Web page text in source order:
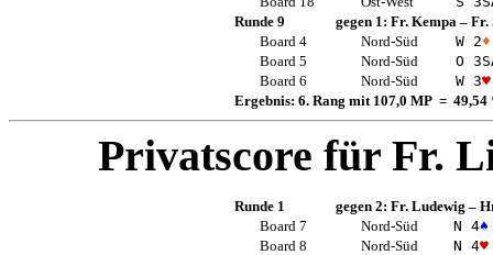
Runde 9
gegen 1: Fr. Kempa – Fr.
Board 4
Nord-Süd W 2♦
Board 5
Nord-Süd O 3
Board 6
Nord-Süd W 3♥
Ergebnis: 6. Rang mit 107,0 MP = 49,54
Privatscore für Fr.
Runde 1 gegen 2: Fr. Ludewig –
Board 7
Nord-Süd N 4♠
Board 8
Nord-Süd N 4♥